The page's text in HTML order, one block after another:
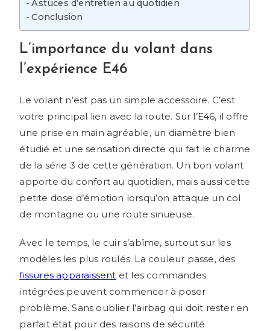
Astuces d’entretien au quotidien
Conclusion
L’importance du volant dans
l’expérience E46
Le volant n’est pas un simple accessoire. C’est
votre principal lien avec la route. Sur l’E46, il offre
une prise en main agréable, un diamètre bien
étudié et une sensation directe qui fait le charme
de la série 3 de cette génération. Un bon volant
apporte du confort au quotidien, mais aussi cette
petite dose d’émotion lorsqu’on attaque un col
de montagne ou une route sinueuse.
Avec le temps, le cuir s’abîme, surtout sur les
modèles les plus roulés. La couleur passe, des
fissures apparaissent et les commandes
intégrées peuvent commencer à poser
problème. Sans oublier l’airbag qui doit rester en
parfait état pour des raisons de sécurité